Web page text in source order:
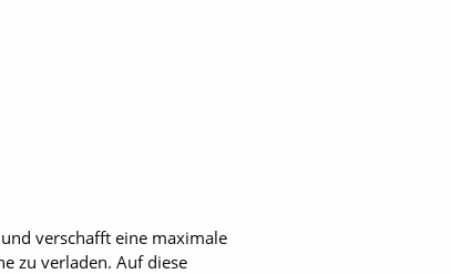
verschafft eine maximale
zu verladen. Auf diese